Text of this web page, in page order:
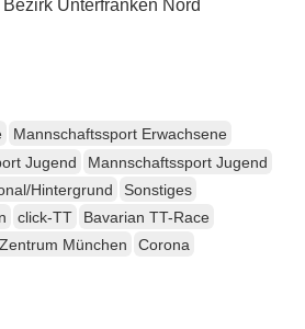
Bezirk Unterfranken Nord
Mannschaftssport Erwachsene
Jugend
Mannschaftssport Jugend
Hintergrund
Sonstiges
click-TT
Bavarian TT-Race
München Corona